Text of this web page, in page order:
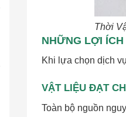
Thời
NHỮNG LỢI
Khi lựa chọn dịch
VẬT LIỆU ĐẠT
Toàn bộ nguồn